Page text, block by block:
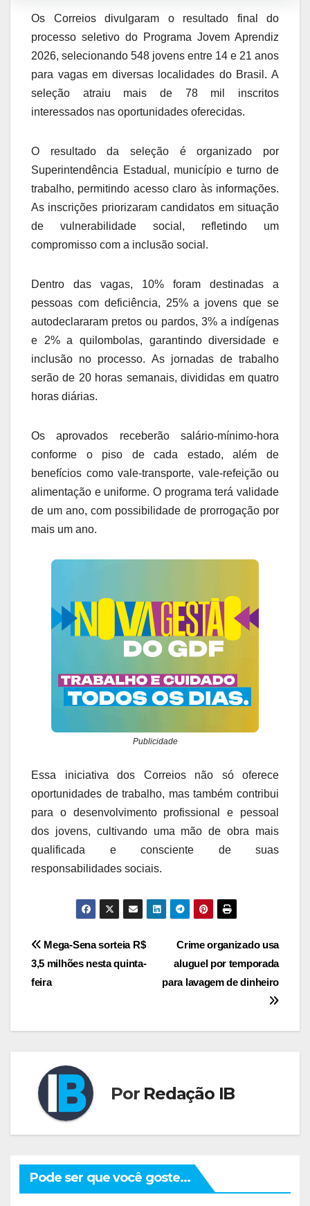
Os Correios divulgaram o resultado final do
processo seletivo do Programa Jovem Aprendiz
2026, selecionando 548 jovens entre 14 e 21 anos
para vagas em diversas localidades do Brasil. A
seleção atraiu mais de 78 mil inscritos
interessados nas oportunidades oferecidas.
O resultado da seleção é organizado por
Superintendência Estadual, município e turno de
trabalho, permitindo acesso claro às informações.
As inscrições priorizaram candidatos em situação
de vulnerabilidade social, refletindo um
compromisso com a inclusão social.
Dentro das vagas, 10% foram destinadas a
pessoas com deficiência, 25% a jovens que se
autodeclararam pretos ou pardos, 3% a indígenas
e 2% a quilombolas, garantindo diversidade e
inclusão no processo. As jornadas de trabalho
serão de 20 horas semanais, divididas em quatro
horas diárias.
Os aprovados receberão salário-mínimo-hora
conforme o piso de cada estado, além de
benefícios como vale-transporte, vale-refeição ou
alimentação e uniforme. O programa terá validade
de um ano, com possibilidade de prorrogação por
mais um ano.
Publicidade
Essa iniciativa dos Correios não só oferece
oportunidades de trabalho, mas também contribui
para o desenvolvimento profissional e pessoal
dos jovens, cultivando uma mão de obra mais
qualificada e consciente de suas
responsabilidades sociais.
Navegação
de
Crime organizado usa
aluguel por temporada
para lavagem de dinheiro
Mega-Sena sorteia R$
3,5 milhões nesta quinta-
feira
Por Redação IB
Pode ser que você goste...